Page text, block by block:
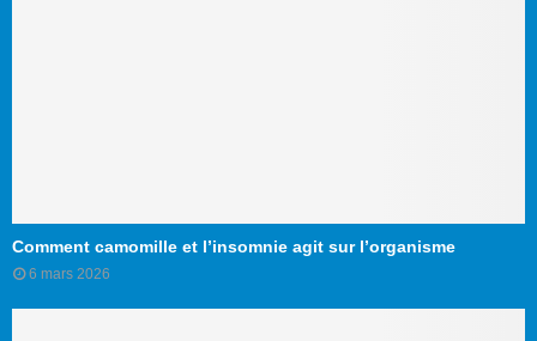
Comment camomille et l’insomnie agit sur l’organisme
6 mars 2026